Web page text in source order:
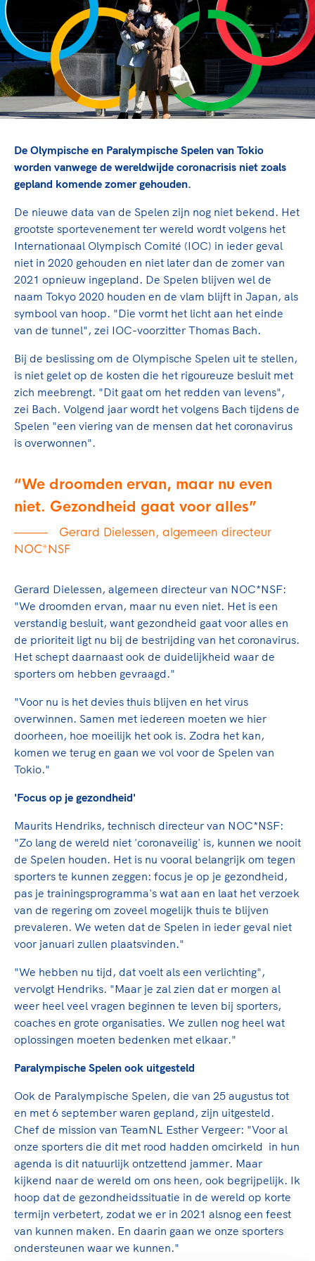
Sportonderzoek
Sportakkoord II
Game Changer
TeamNL kids
Nieuwspagina
Columns
Sport gaat niet vanzelf
Sport verenigt. Op sportclubs, pleintjes, tijdens
een rondje fietsen, door samen te skaten of naar
de sportschool te gaan. Door samen te juichen
voor Sifan Hassan, Rico Verhoeven, Diede de
Groot en het Nederlands Elftal. Of met trots te
genieten van de karatewedstrijd van je dochter,
de halve marathon van je moeder of de
hockeywedstrijd van je buurjongen.
Veilige en integere sport
Diversiteit en inclusie
Gezonde sportomgeving
Duurzaamheid
Bekwaam sportkader
Vitale clubs en bestuurlijk kader
Sportmatch
Clubacties
Opleidingen en trainingen
High5 Stappenplan
Ruimte voor sport
Clubondersteuning
Beroepskrachten
Samen voor een veilige
sportomgeving
Voor welk gedrag staat de club? Wat mag wel
hier richting aan en is dus een belangrijk
onderdeel van het clubbeleid rondom gewenst en
Lees verder
TeamNL Academie Kalender
Kennisaanbod TeamNL Experts
TeamNL Sport Science Centre
Paralympische Spelen LA28
Europese Spelen Istanbul 2027
Topsportbeleid
Topsportfinanciering
Maatschappelijke waarde topsport
Top teamsportcompetities
De TeamNL Academie
De TeamNL Academie biedt een leer- en
ontwikkelprogramma voor de volgende functies
binnen TeamNL programma's: experts, coaches,
bestuurders, (technisch) directeuren, managers en
toekomstig kader.
De Olympische en Paralympische Spelen van Tokio
worden vanwege de wereldwijde coronacrisis niet zoals
gepland komende zomer gehouden.
De nieuwe data van de Spelen zijn nog niet bekend. Het
grootste sportevenement ter wereld wordt volgens het
Internationaal Olympisch Comité (IOC) in ieder geval
niet in 2020 gehouden en niet later dan de zomer van
2021 opnieuw ingepland. De Spelen blijven wel de
naam Tokyo 2020 houden en de vlam blijft in Japan, als
symbool van hoop. "Die vormt het licht aan het einde
van de tunnel", zei IOC-voorzitter Thomas Bach.
Bij de beslissing om de Olympische Spelen uit te stellen,
is niet gelet op de kosten die het rigoureuze besluit met
zich meebrengt. "Dit gaat om het redden van levens",
zei Bach. Volgend jaar wordt het volgens Bach tijdens de
Spelen "een viering van de mensen dat het coronavirus
is overwonnen".
We droomden ervan, maar nu even
niet. Gezondheid gaat voor alles
Gerard Dielessen, algemeen directeur
NOC*NSF
Gerard Dielessen, algemeen directeur van NOC*NSF:
"We droomden ervan, maar nu even niet. Het is een
verstandig besluit, want gezondheid gaat voor alles en
de prioriteit ligt nu bij de bestrijding van het coronavirus.
Het schept daarnaast ook de duidelijkheid waar de
sporters om hebben gevraagd."
"Voor nu is het devies thuis blijven en het virus
overwinnen. Samen met iedereen moeten we hier
doorheen, hoe moeilijk het ook is. Zodra het kan,
komen we terug en gaan we vol voor de Spelen van
Tokio."
'Focus op je gezondheid'
Maurits Hendriks, technisch directeur van NOC*NSF:
"Zo lang de wereld niet 'coronaveilig' is, kunnen we nooit
de Spelen houden. Het is nu vooral belangrijk om tegen
sporters te kunnen zeggen: focus je op je gezondheid,
pas je trainingsprogramma's wat aan en laat het verzoek
van de regering om zoveel mogelijk thuis te blijven
prevaleren. We weten dat de Spelen in ieder geval niet
voor januari zullen plaatsvinden."
"We hebben nu tijd, dat voelt als een verlichting",
vervolgt Hendriks. "Maar je zal zien dat er morgen al
weer heel veel vragen beginnen te leven bij sporters,
coaches en grote organisaties. We zullen nog heel wat
oplossingen moeten bedenken met elkaar."
Paralympische Spelen ook uitgesteld
Ook de Paralympische Spelen, die van 25 augustus tot
en met 6 september waren gepland, zijn uitgesteld.
Chef de mission van TeamNL Esther Vergeer: "Voor al
onze sporters die dit met rood hadden omcirkeld in hun
agenda is dit natuurlijk ontzettend jammer. Maar
kijkend naar de wereld om ons heen, ook begrijpelijk. Ik
hoop dat de gezondheidssituatie in de wereld op korte
termijn verbetert, zodat we er in 2021 alsnog een feest
van kunnen maken. En daarin gaan we onze sporters
ondersteunen waar we kunnen."